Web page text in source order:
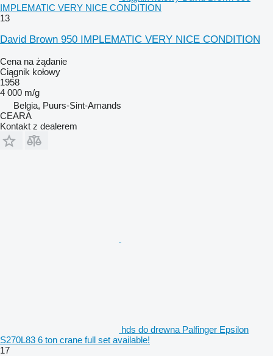
IMPLEMATIC VERY NICE CONDITION
13
David Brown 950 IMPLEMATIC VERY NICE CONDITION
Cena na żądanie
Ciągnik kołowy
1958
4 000 m/g
Belgia, Puurs-Sint-Amands
CEARA
Kontakt z dealerem
hds do drewna Palfinger Epsilon
S270L83 6 ton crane full set available!
17